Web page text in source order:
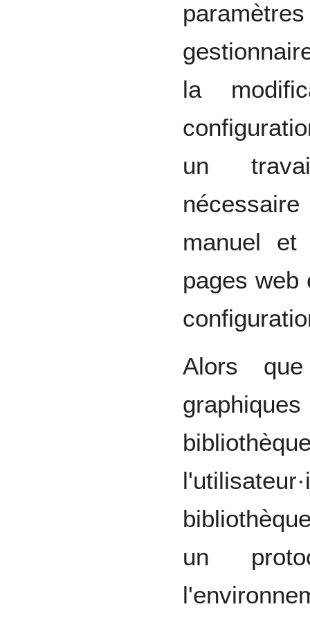
la
un
manuel
pages web
Alors
un